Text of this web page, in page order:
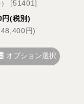
[51401]
円(税別)
48,400円)
オプション選択